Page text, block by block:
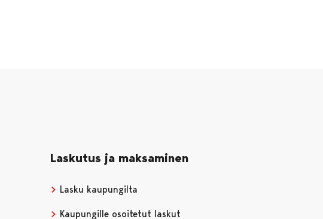
Laskutus ja maksaminen
Lasku kaupungilta
Kaupungille osoitetut laskut